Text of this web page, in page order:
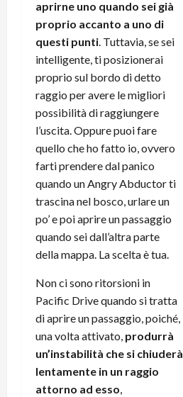
aprirne uno quando sei già
proprio accanto a uno di
questi punti. Tuttavia, se sei
intelligente, ti posizionerai
proprio sul bordo di detto
raggio per avere le migliori
possibilità di raggiungere
l’uscita. Oppure puoi fare
quello che ho fatto io, ovvero
farti prendere dal panico
quando un Angry Abductor ti
trascina nel bosco, urlare un
po’ e poi aprire un passaggio
quando sei dall’altra parte
della mappa. La scelta è tua.
Non ci sono ritorsioni in
Pacific Drive quando si tratta
di aprire un passaggio, poiché,
una volta attivato, produrrà
un’instabilità che si chiuderà
lentamente in un raggio
attorno ad esso,